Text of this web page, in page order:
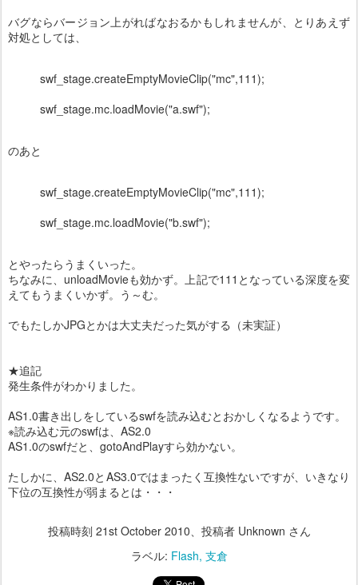
バグならバージョン上がればなおるかもしれませんが、とりあえず
対処としては、
swf_stage.createEmptyMovieClip("mc",111);
swf_stage.mc.loadMovie("a.swf");
のあと
swf_stage.createEmptyMovieClip("mc",111);
swf_stage.mc.loadMovie("b.swf");
とやったらうまくいった。
ちなみに、unloadMovieも効かず。上記で111となっている深度を変
えてもうまくいかず。う～む。
でもたしかJPGとかは大丈夫だった気がする（未実証）
★追記
発生条件がわかりました。
AS1.0書き出しをしているswfを読み込むとおかしくなるようです。
※読み込む元のswfは、AS2.0
AS1.0のswfだと、gotoAndPlayすら効かない。
たしかに、AS2.0とAS3.0ではまったく互換性ないですが、いきなり
下位の互換性が弱まるとは・・・
投稿時刻 21st October 2010、投稿者 Unknown さん
ラベル: Flash 支倉